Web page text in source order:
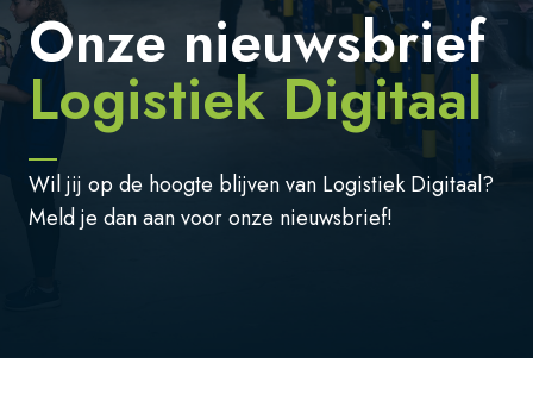
Onze nieuwsbrief
Logistiek Digitaal
Wil jij op de hoogte blijven van Logistiek Digitaal?
Meld je dan aan voor onze nieuwsbrief!